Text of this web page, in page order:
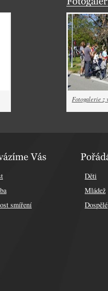
Fotogalerie z
smíření
Děti
Mládež
Dospělé